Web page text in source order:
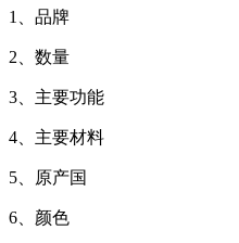
1、品牌
2、数量
3、主要功能
4、主要材料
5、原产国
6、颜色